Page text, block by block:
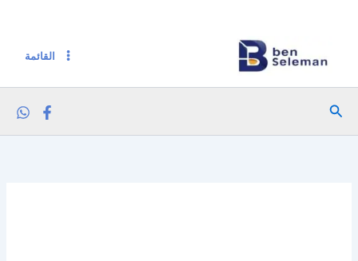
القائمة
البحث